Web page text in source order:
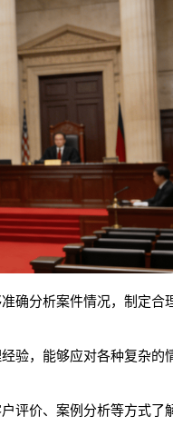
确分析案件情况，制定合
验，能够应对各种复杂的
评价、案例分析等方式了